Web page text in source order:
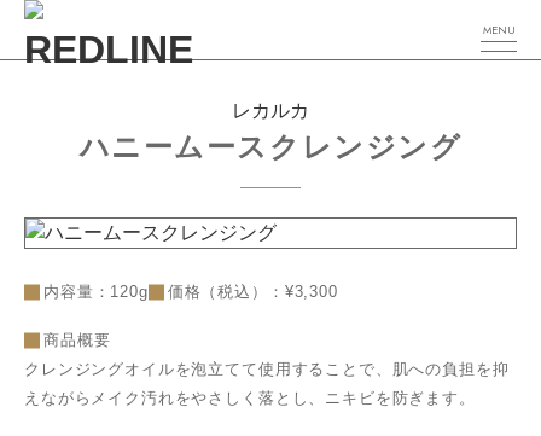
MENU
レカルカ
ハニームースクレンジング
内容量：120g 価格（税込）：¥3,300
商品概要
クレンジングオイルを泡立てて使用することで、肌への負担を抑
えながらメイク汚れをやさしく落とし、ニキビを防ぎます。